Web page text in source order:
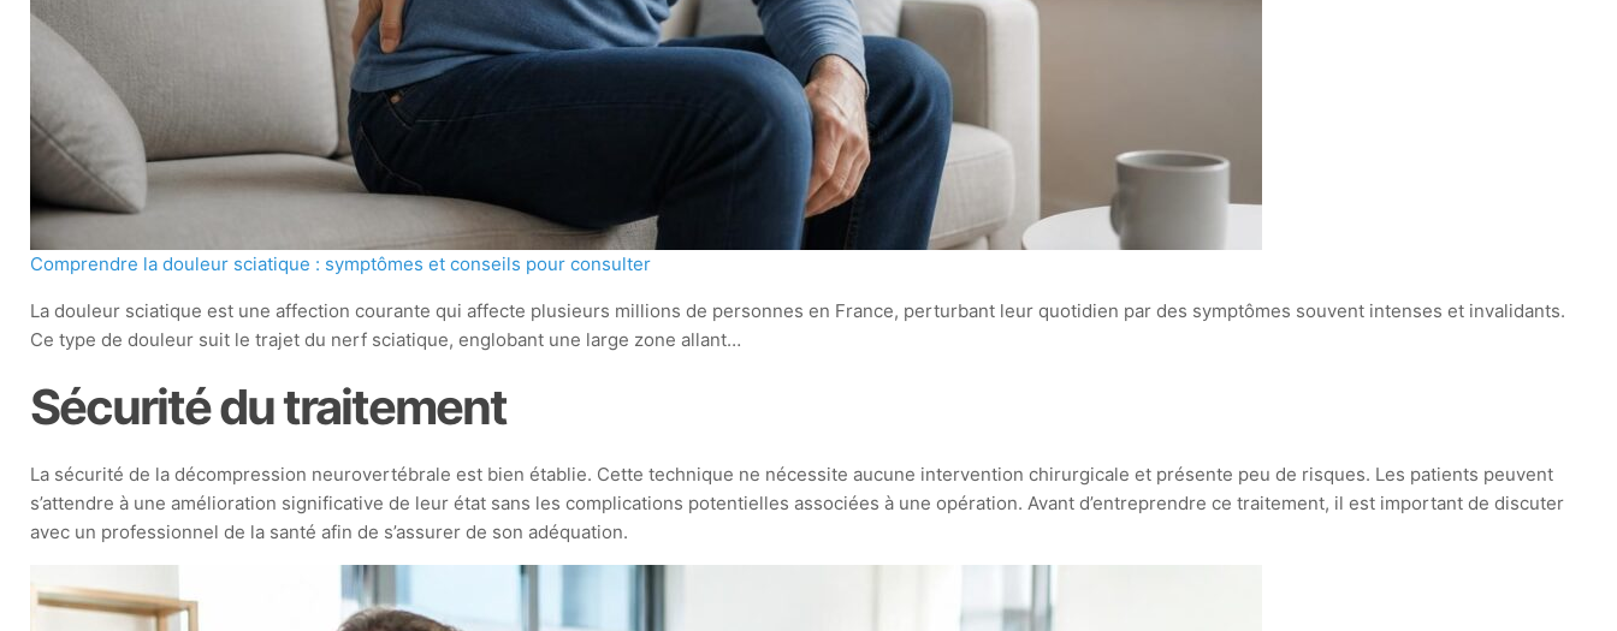
Comprendre la douleur sciatique : symptômes et conseils pour consulter
La douleur sciatique est une affection courante qui affecte plusieurs millions de personnes en France, perturbant leur quotidien par des symptômes souvent intenses et invalidants.
Ce type de douleur suit le trajet du nerf sciatique, englobant une large zone allant…
Sécurité du traitement
La sécurité de la décompression neurovertébrale est bien établie. Cette technique ne nécessite aucune intervention chirurgicale et présente peu de risques. Les patients peuvent
s’attendre à une amélioration significative de leur état sans les complications potentielles associées à une opération. Avant d’entreprendre ce traitement, il est important de discuter
avec un professionnel de la santé afin de s’assurer de son adéquation.